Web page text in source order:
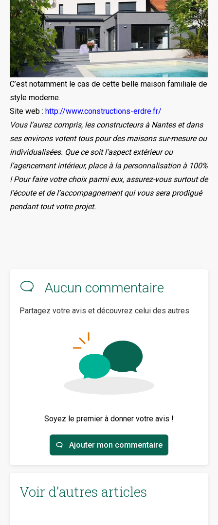
C’est notamment le cas de cette belle maison familiale de
style moderne.
Site web : http://www.constructions-erdre.fr/
Vous l’aurez compris, les constructeurs à Nantes et dans
ses environs votent tous pour des maisons sur-mesure ou
individualisées. Que ce soit l’aspect extérieur ou
l’agencement intérieur, place à la personnalisation à 100%
! Pour faire votre choix parmi eux, assurez-vous surtout de
l’écoute et de l’accompagnement qui vous sera prodigué
pendant tout votre projet.
Aucun commentaire
Partagez votre avis et découvrez celui des autres.
Soyez le premier à donner votre avis !
Ajouter mon commentaire
Voir d'autres articles